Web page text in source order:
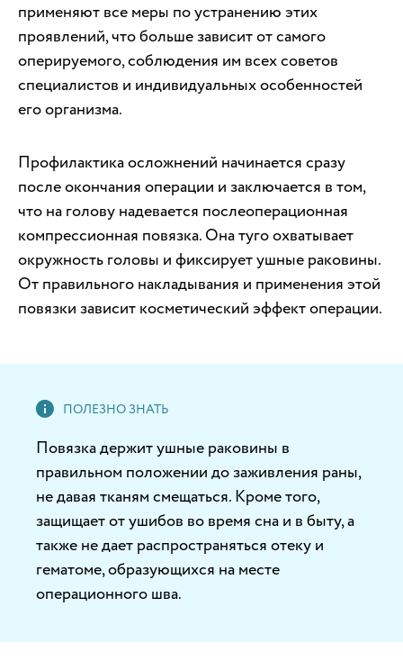
применяют все меры по устранению этих
проявлений, что больше зависит от самого
оперируемого, соблюдения им всех советов
специалистов и индивидуальных особенностей
его организма.
Профилактика осложнений начинается сразу
после окончания операции и заключается в том,
что на голову надевается послеоперационная
компрессионная повязка. Она туго охватывает
окружность головы и фиксирует ушные раковины.
От правильного накладывания и применения этой
повязки зависит косметический эффект операции.
Повязка держит ушные раковины в
правильном положении до заживления раны,
не давая тканям смещаться. Кроме того,
защищает от ушибов во время сна и в быту, а
также не дает распространяться отеку и
гематоме, образующихся на месте
операционного шва.